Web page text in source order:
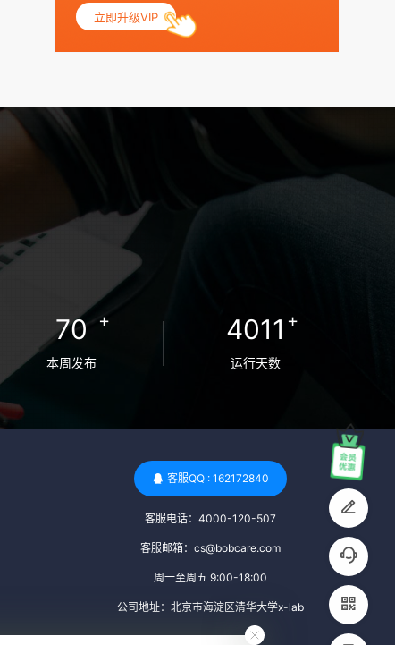
的BMI可能与多种健康问题相关联，包括不孕
症和妊娠并发症。 生殖健康：捐赠者需要有
规律的月经期，无生殖障碍或异常问题。此
赠者及其家庭成员需要无严重的遗传病史、
传染病检查：捐赠者需要进行全面的传染病
检查，包括乙肝、丙肝、HIV、梅毒等。这些
检查旨在确保捐赠者未携带任何可传染给受
卵者的病原体。 药物与生活习惯：捐赠者需
要是非尼古丁使用者、非吸烟者、非吸毒
者，并且未使用可能影响卵子质量的药物，
如某些精神药物和避孕植入物。 学历与心理
标准 学历要求：部分卵子库对捐赠者的学历
为捐赠者，但这并不是绝对的筛选条件。 心
估，以确定其对捐赠过程的态度、理解可能
遇到的问题以及未来与受卵者的关系。这有
助于确保捐赠者在捐赠过程中保持积极的心
态，并理解其捐赠行为的意义。 其他标准 责
尊重预约和时间表。这有助于确保捐赠周期
的顺利进行，并保障受卵者的权益。 面试与
立即升级VIP
70 +
本周发布
4011 +
运行天数
客服QQ : 162172840
客服电话：4000-120-507
客服邮箱：cs@bobcare.com
周一至周五 9:00-18:00
公司地址：北京市海淀区清华大学x-lab